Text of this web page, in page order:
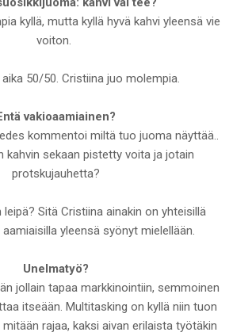
kyllä, mutta kyllä hyvä kahvi yleensä vie
voiton.
50/50. Cristiina juo molempia.
vakioaamiainen?
kommentoi miltä tuo juoma näyttää..
kahvin sekaan pistetty voita ja jotain
protskujauhetta?
leipä? Sitä Cristiina ainakin on yhteisillä
yleensä syönyt mielellään.
Unelmatyö?
jollain tapaa markkinointiin, semmoinen
itseään. Multitasking on kyllä niin tuon
rajaa, kaksi aivan erilaista työtäkin